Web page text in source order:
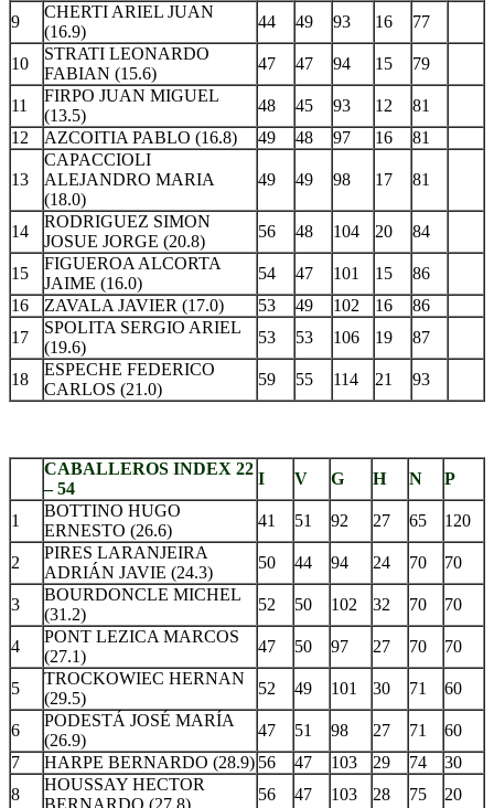
9
CHERTI ARIEL JUAN
(16.9)
44 49 93 16 77
10
STRATI LEONARDO
FABIAN (15.6)
47 47 94 15 79
11
FIRPO JUAN MIGUEL
(13.5)
48 45 93 12
81
12
AZCOITIA PABLO (16.8) 49 48 97 16 81
13
CAPACCIOLI
ALEJANDRO MARIA
(18.0)
49 49 98 17 81
14
RODRIGUEZ SIMON
JOSUE JORGE (20.8)
56 48 104 20 84
15
FIGUEROA ALCORTA
JAIME (16.0)
54 47 101 15
86
16
ZAVALA JAVIER (17.0) 53 49 102 16
86
17
SPOLITA SERGIO ARIEL
(19.6)
53 53 106 19 87
18
ESPECHE FEDERICO
CARLOS (21.0)
59 55 114 21 93
CABALLEROS INDEX 22
– 54
I V G H N P
1
BOTTINO HUGO
ERNESTO (26.6)
41 51 92 27 65 120
2
PIRES LARANJEIRA
ADRIÁN JAVIE (24.3)
50 44 94 24 70 70
3
BOURDONCLE MICHEL
(31.2)
52 50 102 32 70 70
4
PONT LEZICA MARCOS
(27.1)
47 50 97 27 70 70
5
TROCKOWIEC HERNAN
(29.5)
52 49 101 30 71 60
6
PODESTÁ JOSÉ MARÍA
(26.9)
47 51 98 27 71
60
7
HARPE BERNARDO (28.9) 56 47 103 29 74
30
8
HOUSSAY HECTOR
BERNARDO (27.8)
56 47 103 28 75 20